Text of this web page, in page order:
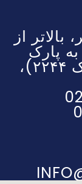
از
پارک
ساعی، برج نگین ساعی (پلاک ۲۲۴۴)،